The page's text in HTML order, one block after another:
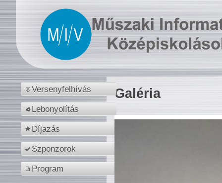
Versenyfelhívás
Lebonyolítás
Díjazás
Szponzorok
Program
Galéria